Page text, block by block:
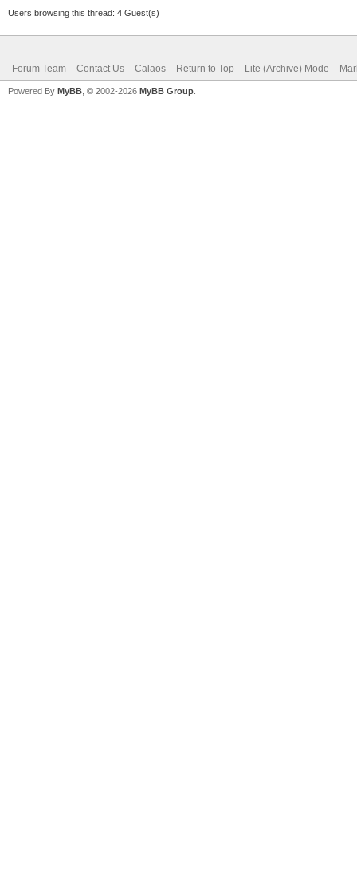
Users browsing this thread: 4 Guest(s)
Forum Team Contact Us Calaos Return to Top Lite (Archive) Mode
Powered By MyBB , © 2002-2026 MyBB Group